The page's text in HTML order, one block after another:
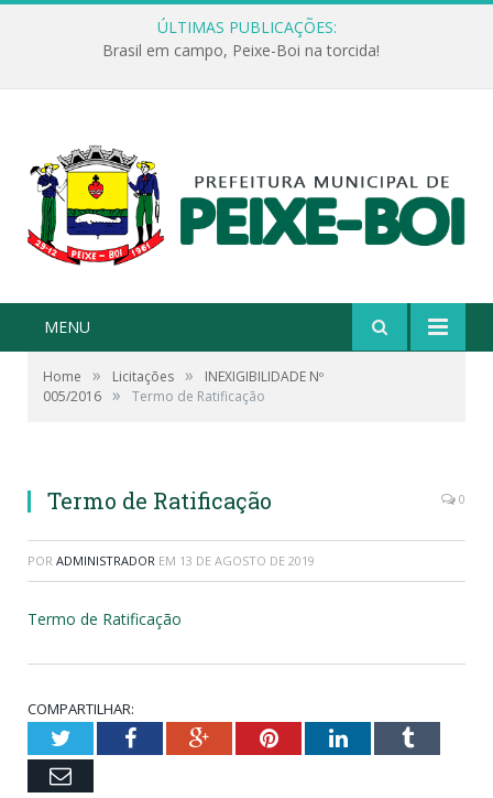
ÚLTIMAS PUBLICAÇÕES:
Brasil em campo, Peixe-Boi na torcida!
MENU
Home » Licitações »
INEXIGIBILIDADE Nº
005/2016 » Termo de Ratificação
Termo de Ratificação 0
POR ADMINISTRADOR EM 13 DE AGOSTO DE 2019
Termo de Ratificação
COMPARTILHAR:
TwitterFacebookGoogle+PinterestLinkedInTumblr
Email